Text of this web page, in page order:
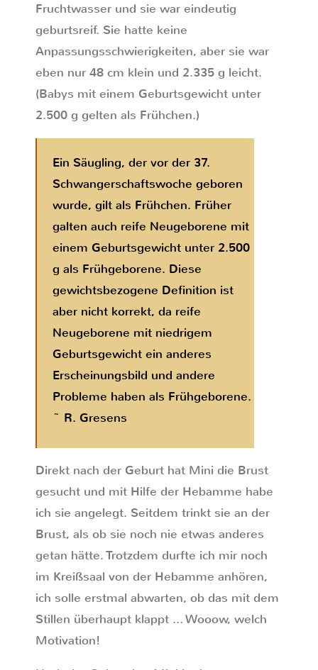
Fruchtwasser und sie war eindeutig
geburtsreif. Sie hatte keine
Anpassungsschwierigkeiten, aber sie war
eben nur 48 cm klein und 2.335 g leicht.
(Babys mit einem Geburtsgewicht unter
2.500 g gelten als Frühchen.)
Ein Säugling, der vor der 37.
Schwangerschaftswoche geboren
wurde, gilt als Frühchen. Früher
galten auch reife Neugeborene mit
einem Geburtsgewicht unter 2.500
g als Frühgeborene. Diese
gewichtsbezogene Definition ist
aber nicht korrekt, da reife
Neugeborene mit niedrigem
Geburtsgewicht ein anderes
Erscheinungsbild und andere
Probleme haben als Frühgeborene.
~ R. Gresens
Direkt nach der Geburt hat Mini die Brust
gesucht und mit Hilfe der Hebamme habe
ich sie angelegt. Seitdem trinkt sie an der
Brust, als ob sie noch nie etwas anderes
getan hätte. Trotzdem durfte ich mir noch
im Kreißsaal von der Hebamme anhören,
ich solle erstmal abwarten, ob das mit dem
Stillen überhaupt klappt … Wooow, welch
Motivation!